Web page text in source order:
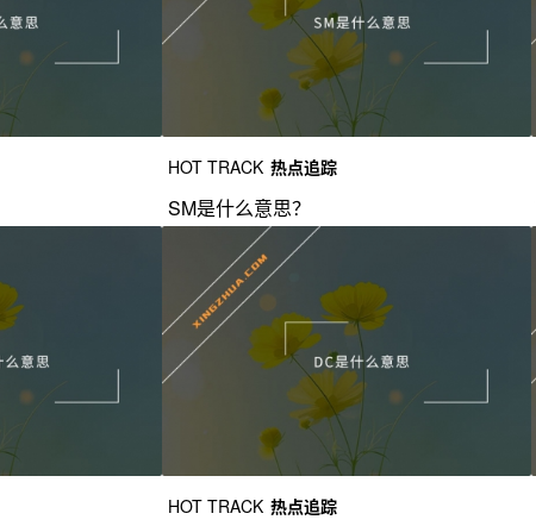
HOT TRACK 热点追踪
SM是什么意思？
HOT TRACK 热点追踪